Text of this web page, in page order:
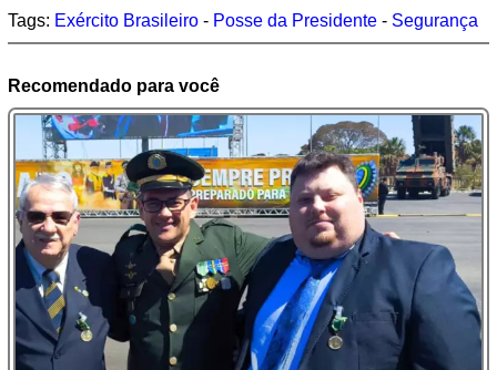
Tags: Exército Brasileiro - Posse da Presidente - Segurança
Recomendado para você